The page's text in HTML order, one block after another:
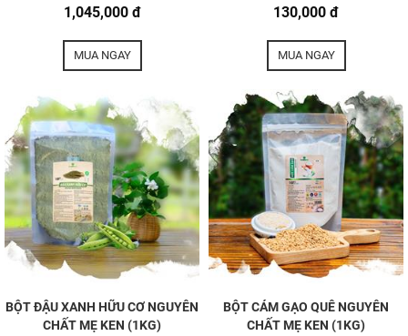
1,045,000 đ
MUA NGAY
130,000 đ
MUA NGAY
BỘT ĐẬU XANH HỮU CƠ NGUYÊN
CHẤT MẸ KEN (1KG)
BỘT CÁM GẠO QUÊ NGUYÊN
CHẤT MẸ KEN (1KG)